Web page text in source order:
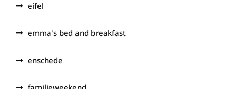
eifel
emma's bed and breakfast
enschede